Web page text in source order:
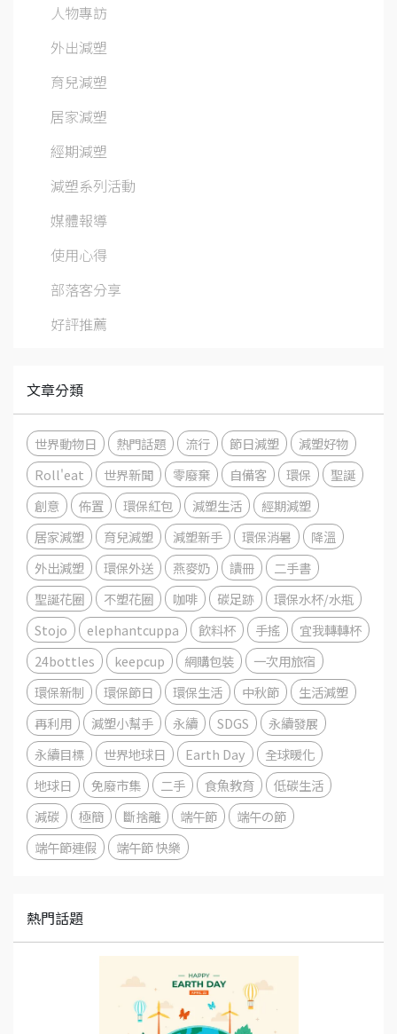
人物專訪
外出減塑
育兒減塑
居家減塑
經期減塑
減塑系列活動
媒體報導
使用心得
部落客分享
好評推薦
文章分類
世界動物日 熱門話題 流行 節日減塑
減塑好物
Roll'eat
世界新聞 零廢棄 自備客 環保
聖誕
創意
佈置 環保紅包 減塑生活
經期減塑
居家減塑
育兒減塑 減塑新手 環保消暑
降溫
外出減塑
環保外送 燕麥奶 讀冊
二手書
聖誕花圈
不塑花圈 咖啡 碳足跡
環保水杯/水瓶
Stojo
elephantcuppa 飲料杯 手搖
宜我轉轉杯
24bottles
keepcup 網購包裝
一次用旅宿
環保新制
環保節日 環保生活 中秋節
生活減塑
再利用
減塑小幫手 永續 SDGS
永續發展
永續目標
世界地球日 Earth Day
全球暖化
地球日
免廢市集 二手 食魚教育
低碳生活
減碳
極簡 斷捨離 端午節
端午の節
端午節連假
端午節 快樂
熱門話題